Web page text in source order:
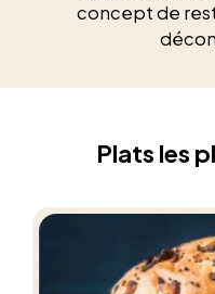
concept de
Plats les